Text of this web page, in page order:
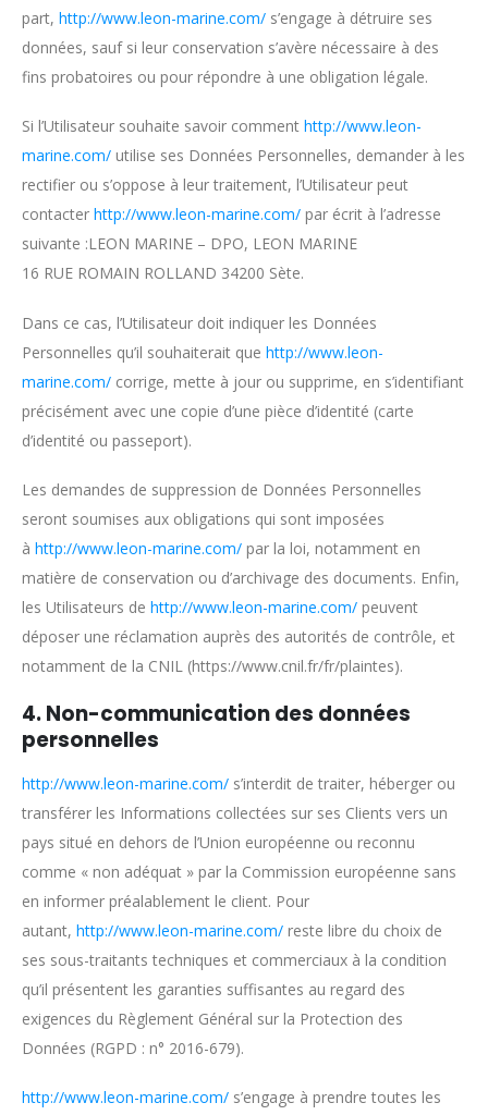
part, http://www.leon-marine.com/ s’engage à détruire ses
données, sauf si leur conservation s’avère nécessaire à des
fins probatoires ou pour répondre à une obligation légale.
Si l’Utilisateur souhaite savoir comment http://www.leon-
marine.com/ utilise ses Données Personnelles, demander à les
rectifier ou s’oppose à leur traitement, l’Utilisateur peut
contacter http://www.leon-marine.com/ par écrit à l’adresse
suivante :LEON MARINE – DPO, LEON MARINE
16 RUE ROMAIN ROLLAND 34200 Sète.
Dans ce cas, l’Utilisateur doit indiquer les Données
Personnelles qu’il souhaiterait que http://www.leon-
marine.com/ corrige, mette à jour ou supprime, en s’identifiant
précisément avec une copie d’une pièce d’identité (carte
d’identité ou passeport).
Les demandes de suppression de Données Personnelles
seront soumises aux obligations qui sont imposées
à http://www.leon-marine.com/ par la loi, notamment en
matière de conservation ou d’archivage des documents. Enfin,
les Utilisateurs de http://www.leon-marine.com/ peuvent
déposer une réclamation auprès des autorités de contrôle, et
notamment de la CNIL (https://www.cnil.fr/fr/plaintes).
4. Non-communication des données
personnelles
http://www.leon-marine.com/ s’interdit de traiter, héberger ou
transférer les Informations collectées sur ses Clients vers un
pays situé en dehors de l’Union européenne ou reconnu
comme « non adéquat » par la Commission européenne sans
en informer préalablement le client. Pour
autant, http://www.leon-marine.com/ reste libre du choix de
ses sous-traitants techniques et commerciaux à la condition
qu’il présentent les garanties suffisantes au regard des
exigences du Règlement Général sur la Protection des
Données (RGPD : n° 2016-679).
http://www.leon-marine.com/ s’engage à prendre toutes les